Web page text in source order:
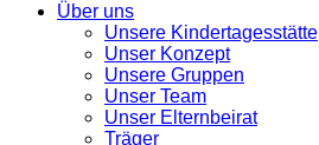
Über uns
Unsere Kindertagesstätte
Unser Konzept
Unsere Gruppen
Unser Team
Unser Elternbeirat
Träger